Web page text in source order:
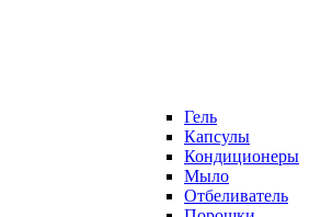
Гель
Капсулы
Кондиционеры
Мыло
Отбеливатель